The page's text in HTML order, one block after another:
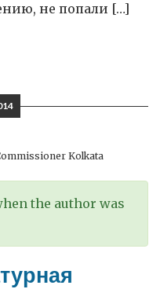
не попали […]
Kolkata
the author was